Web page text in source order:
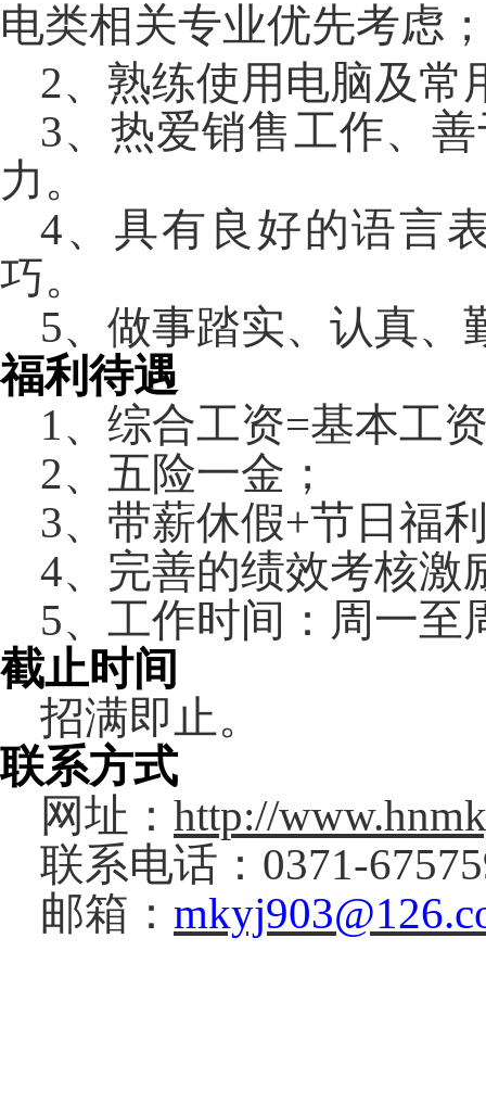
电类相关专业优先考虑
2、 熟练使用电脑及常
3、 热爱销售工作、
力。
4、 具有良好的语言
巧。
5、 做事踏实、认真、
福利待遇
1、综合工资=基本工
2、五险一金；
3、带薪休假+节日福
4、完善的绩效考核激
5、工作时间：周一至
截止时间
招满即止。
联系方式
网址： http://
联系电话： 0371-
邮箱：